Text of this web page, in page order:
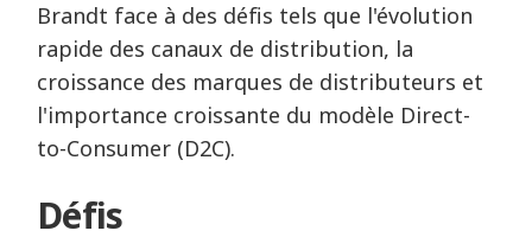
Brandt face à des défis tels que l'évolution
rapide des canaux de distribution, la
croissance des marques de distributeurs et
l'importance croissante du modèle Direct-
to-Consumer (D2C).
Défis